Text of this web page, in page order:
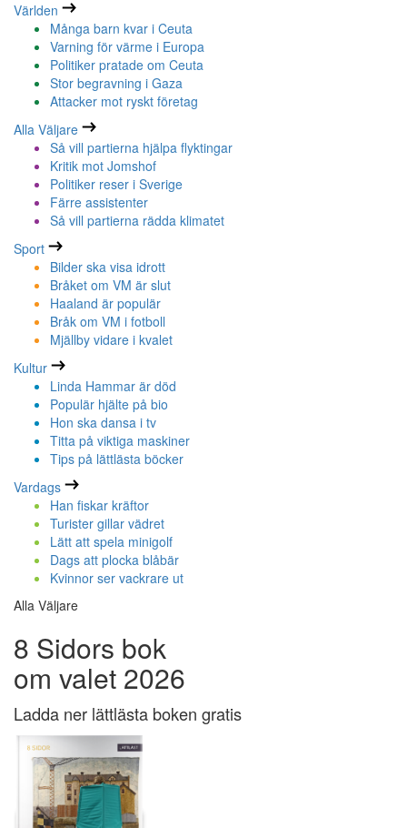
Världen
Många barn kvar i Ceuta
Varning för värme i Europa
Politiker pratade om Ceuta
Stor begravning i Gaza
Attacker mot ryskt företag
Alla Väljare
Så vill partierna hjälpa flyktingar
Kritik mot Jomshof
Politiker reser i Sverige
Färre assistenter
Så vill partierna rädda klimatet
Sport
Bilder ska visa idrott
Bråket om VM är slut
Haaland är populär
Bråk om VM i fotboll
Mjällby vidare i kvalet
Kultur
Linda Hammar är död
Populär hjälte på bio
Hon ska dansa i tv
Titta på viktiga maskiner
Tips på lättlästa böcker
Vardags
Han fiskar kräftor
Turister gillar vädret
Lätt att spela minigolf
Dags att plocka blåbär
Kvinnor ser vackrare ut
Alla Väljare
8 Sidors bok
om valet 2026
Ladda ner lättlästa boken gratis